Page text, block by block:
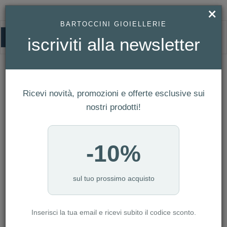
BARTOCCINI R
CATEGORIA: ANELLI
CATEGORIA: BRACCIALI
CATEGORIA: CIONDOLI
CATEGORIA: COLLANE
CATEGORIA: ORECCHINI
CATEGORIA: COLLANE CON DIAMANTI
×
BARTOCCINI GIOIELLERIE
iscriviti alla newsletter
Ricevi novità, promozioni e offerte esclusive sui
nostri prodotti!
-10%
sul tuo prossimo acquisto
Inserisci la tua email e ricevi subito il codice sconto.